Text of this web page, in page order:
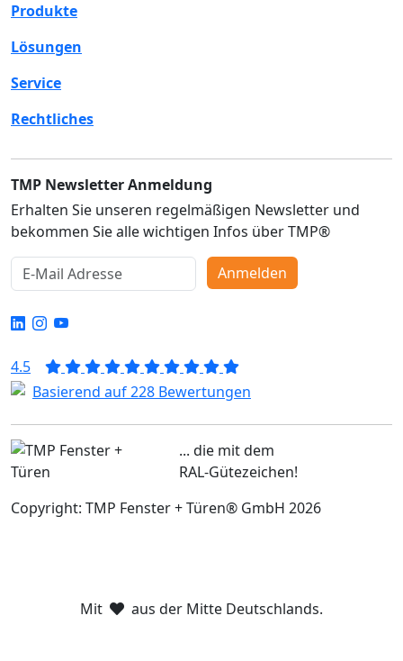
Produkte
Lösungen
Service
Rechtliches
TMP Newsletter Anmeldung
Erhalten Sie unseren regelmäßigen Newsletter und
bekommen Sie alle wichtigen Infos über TMP®
Anmelden
4.5
Basierend auf 228 Bewertungen
... die mit dem
RAL-Gütezeichen!
Copyright: TMP Fenster + Türen® GmbH 2026
Mit aus der Mitte Deutschlands.